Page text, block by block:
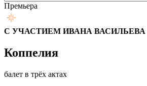
Премьера
С УЧАСТИЕМ ИВАНА ВАСИЛЬЕВА
Коппелия
балет в трёх актах